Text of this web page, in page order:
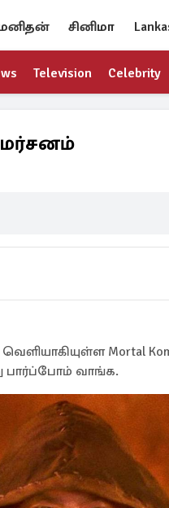
சினிமா
Television Celebrity
வெளியாகியுள்ள Mortal
பார்ப்போம் வாங்க.